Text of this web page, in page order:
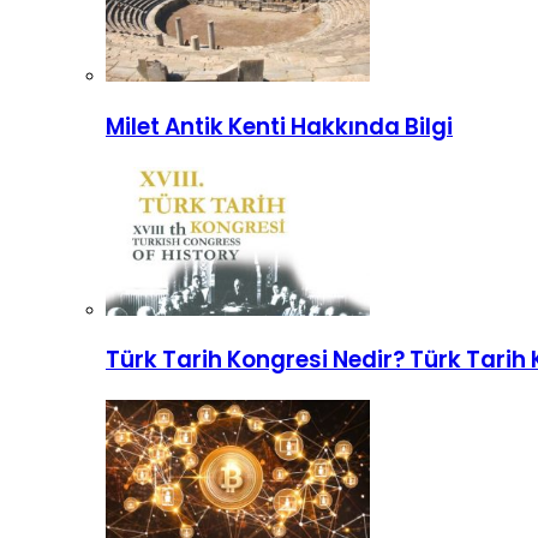
Milet Antik Kenti Hakkında Bilgi
Türk Tarih Kongresi Nedir? Türk Tarih